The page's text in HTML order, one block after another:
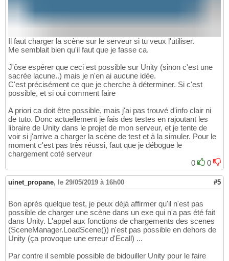
Il faut charger la scène sur le serveur si tu veux l'utiliser.
Me semblait bien qu'il faut que je fasse ca.
J'ôse espérer que ceci est possible sur Unity (sinon c'est une
sacrée lacune..) mais je n'en ai aucune idée.
C'est précisément ce que je cherche à déterminer. Si c'est
possible, et si oui comment faire
A priori ca doit être possible, mais j'ai pas trouvé d'info clair ni
de tuto. Donc actuellement je fais des testes en rajoutant les
libraire de Unity dans le projet de mon serveur, et je tente de
voir si j'arrive a charger la scène de test et à la simuler. Pour le
moment c'est pas très réussi, faut que je débogue le
chargement coté serveur
0
0
uinet_propane, le 29/05/2019 à 16h00 #5
Bon après quelque test, je peux déjà affirmer qu'il n'est pas
possible de charger une scène dans un exe qui n'a pas été fait
dans Unity. L'appel aux fonctions de chargements des scenes
(SceneManager.LoadScene()) n'est pas possible en dehors de
Unity (ça provoque une erreur d'Ecall) ...
Par contre il semble possible de bidouiller Unity pour le faire